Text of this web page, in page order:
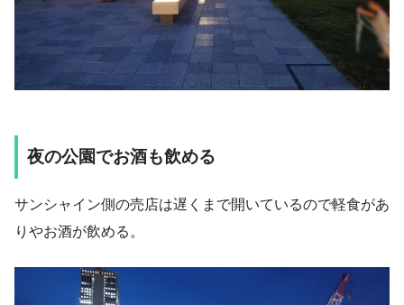
夜の公園でお酒も飲める
サンシャイン側の売店は遅くまで開いているので軽食があ
りやお酒が飲める。